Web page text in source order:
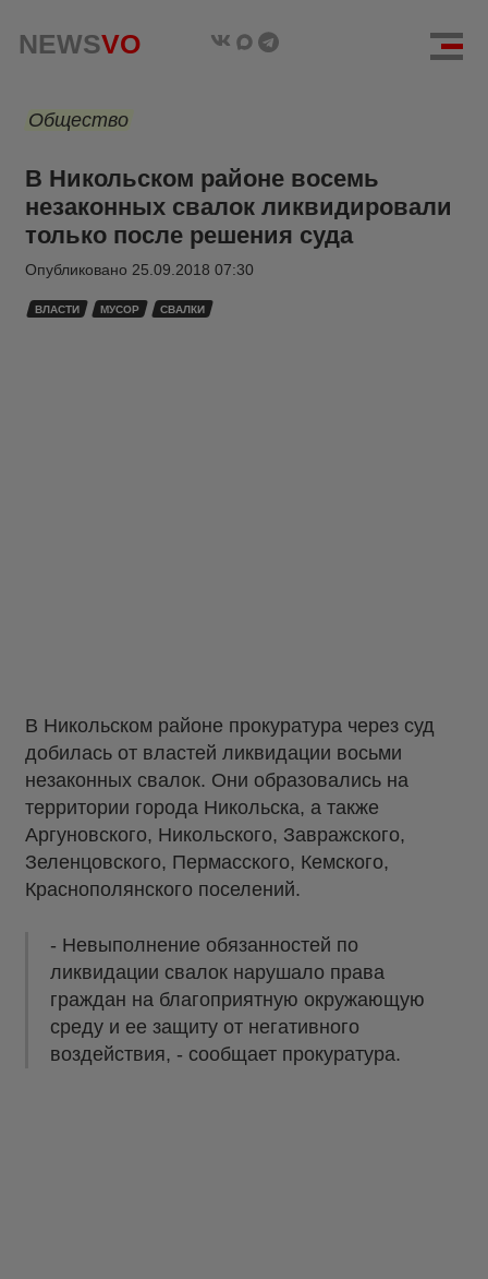
NEWSVO
Общество
В Никольском районе восемь
незаконных свалок ликвидировали
только после решения суда
Опубликовано 25.09.2018 07:30
ВЛАСТИ МУСОР СВАЛКИ
В Никольском районе прокуратура через суд
добилась от властей ликвидации восьми
незаконных свалок. Они образовались на
территории города Никольска, а также
Аргуновского, Никольского, Завражского,
Зеленцовского, Пермасского, Кемского,
Краснополянского поселений.
- Невыполнение обязанностей по
ликвидации свалок нарушало права
граждан на благоприятную окружающую
среду и ее защиту от негативного
воздействия, - сообщает прокуратура.